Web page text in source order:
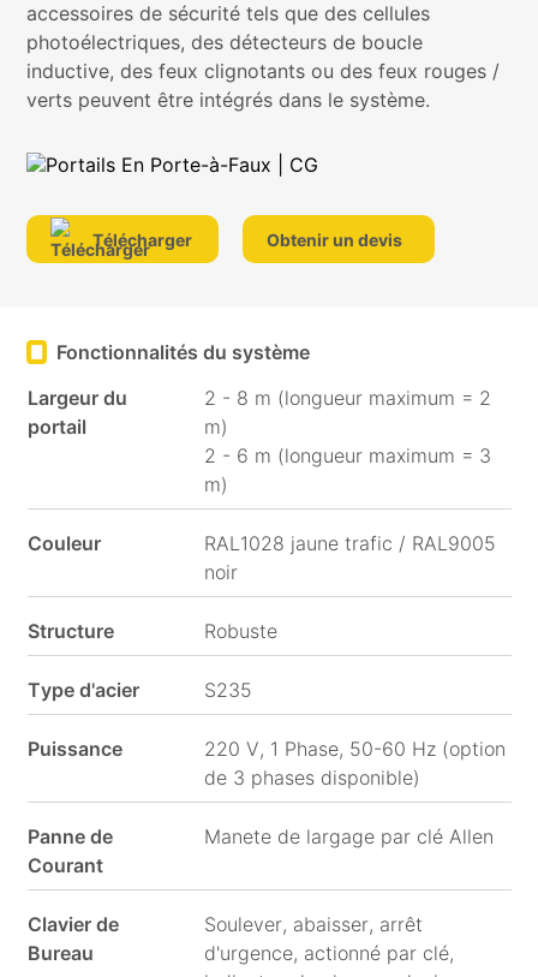
Médias
sociaux
accessoires de sécurité tels que des cellules
photoélectriques, des détecteurs de boucle
inductive, des feux clignotants ou des feux rouges /
verts peuvent être intégrés dans le système.
Télécharger Obtenir un devis
Fonctionnalités du système
Largeur du
portail
2 - 8 m (longueur maximum = 2
m)
2 - 6 m (longueur maximum = 3
m)
Couleur
RAL1028 jaune trafic / RAL9005
noir
Structure Robuste
Type d'acier S235
Puissance
220 V, 1 Phase, 50-60 Hz (option
de 3 phases disponible)
Panne de
Courant
Manete de largage par clé Allen
Clavier de
Bureau
Soulever, abaisser, arrêt
d'urgence, actionné par clé,